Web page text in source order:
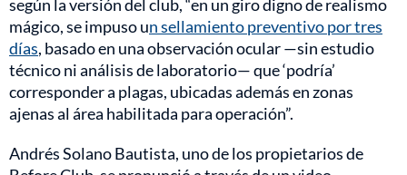
según la versión del club, “en un giro digno de realismo
mágico, se impuso un sellamiento preventivo por tres
días, basado en una observación ocular —sin estudio
técnico ni análisis de laboratorio— que ‘podría’
corresponder a plagas, ubicadas además en zonas
ajenas al área habilitada para operación”.
Andrés Solano Bautista, uno de los propietarios de